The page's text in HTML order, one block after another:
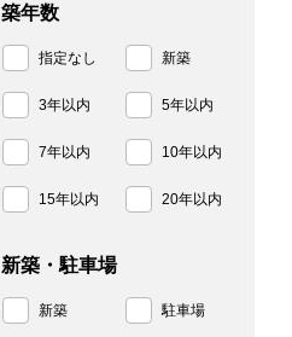
築年数
指定なし 新築
3年以内 5年以内
7年以内 10年以内
15年以内 20年以内
新築・駐車場
新築 駐車場